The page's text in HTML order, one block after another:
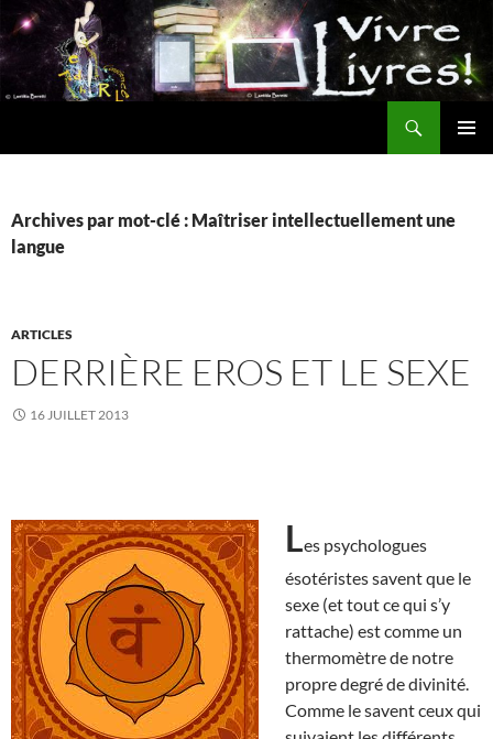
Aller
au
contenu
Archives par mot-clé : Maîtriser intellectuellement une
langue
ARTICLES
DERRIÈRE EROS ET LE SEXE
16 JUILLET 2013
Les psychologues
ésotéristes savent que le
sexe (et tout ce qui s’y
rattache) est comme un
thermomètre de notre
propre degré de divinité.
Comme le savent ceux qui